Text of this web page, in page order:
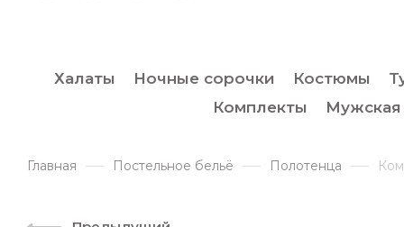
Халаты Ночные сорочки Костюмы
Комплекты
Мужская
Главная Постельное бельё Полотенца